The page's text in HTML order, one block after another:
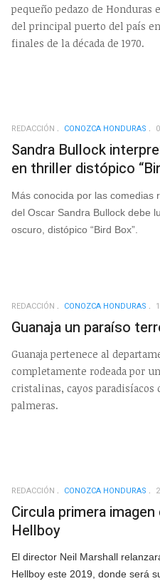
pequeño pedazo de Honduras
del principal puerto del país
finales de la década de 1970.
REDACCIÓN CONOZCA HONDURAS
Sandra Bullock
en thriller distópico
Más conocida por las comedias
del Oscar Sandra Bullock debe
oscuro, distópico “Bird Box”.
REDACCIÓN CONOZCA HONDURAS
Guanaja un paraíso
Guanaja pertenece al
completamente rodeada por
cristalinas, cayos paradisíacos
palmeras.
REDACCIÓN CONOZCA HONDURAS
Circula primera
Hellboy
El director Neil Marshall
Hellboy este 2019, donde será